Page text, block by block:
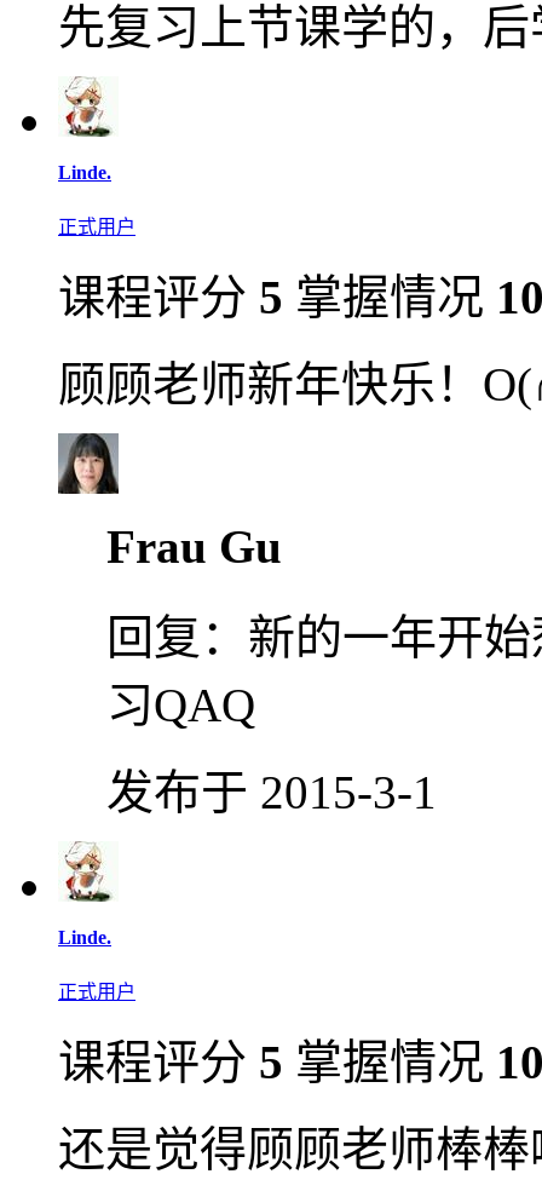
先复习上节课学的，
Linde.
正式用户
课程评分 5 掌握情况
顾顾老师新年快乐！
Frau Gu
回复： 新的一年开
习QAQ
发布于 2015-3-1
Linde.
正式用户
课程评分 5 掌握情况
还是觉得顾顾老师棒